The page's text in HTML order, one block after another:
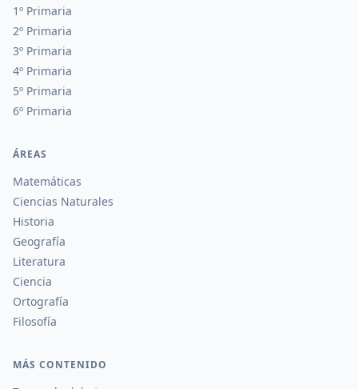
1º Primaria
2º Primaria
3º Primaria
4º Primaria
5º Primaria
6º Primaria
ÁREAS
Matemáticas
Ciencias Naturales
Historia
Geografía
Literatura
Ciencia
Ortografía
Filosofía
MÁS CONTENIDO